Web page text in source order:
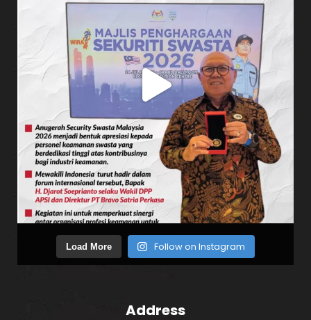
Load More Follow on Instagram
Address